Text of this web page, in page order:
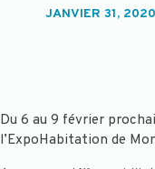
JANVIER 31, 2020
Du 6 au 9 février
l’ExpoHabitation de